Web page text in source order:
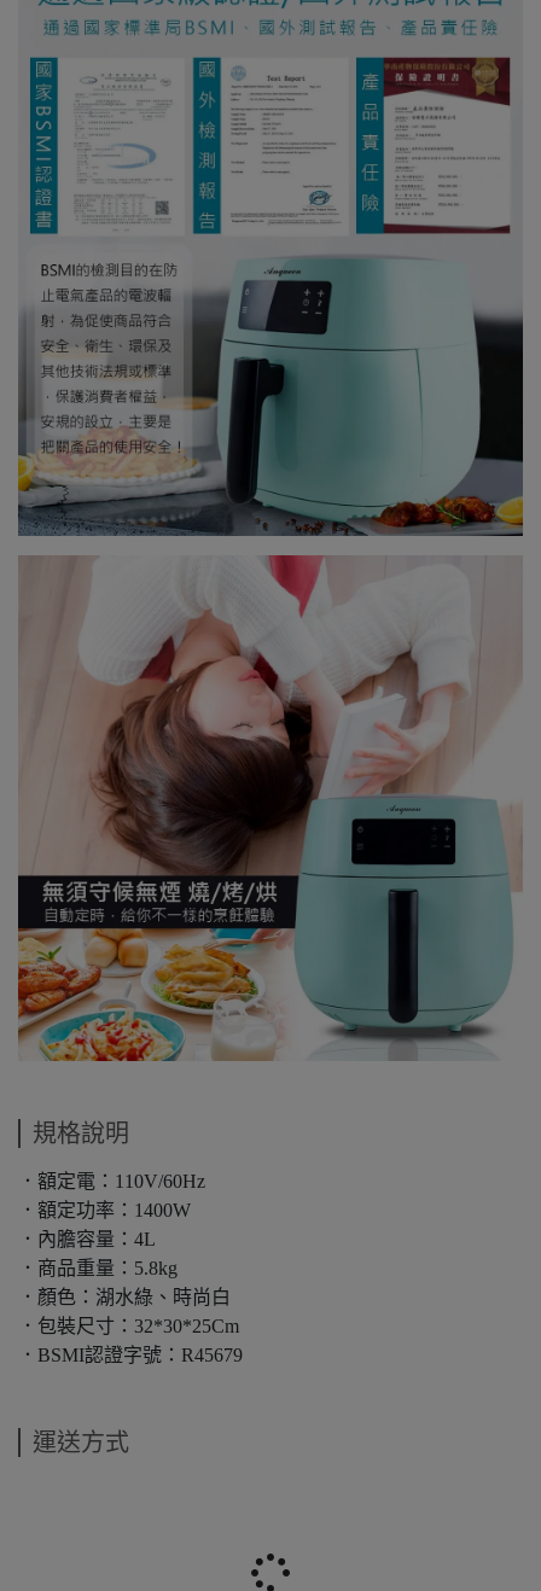
規格說明
．額定電：110V/60Hz
．額定功率：1400W
．內膽容量：4L
．商品重量：5.8kg
．顏色：湖水綠、時尚白
．包裝尺寸：32*30*25Cm
．BSMI認證字號：R45679
運送方式